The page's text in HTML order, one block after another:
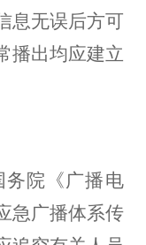
息无误后方可
播出均应建立
务院《广播电
急广播体系传